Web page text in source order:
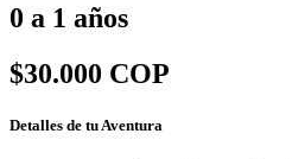
0 a 1 años
$30.000 COP
Detalles de tu Aventura